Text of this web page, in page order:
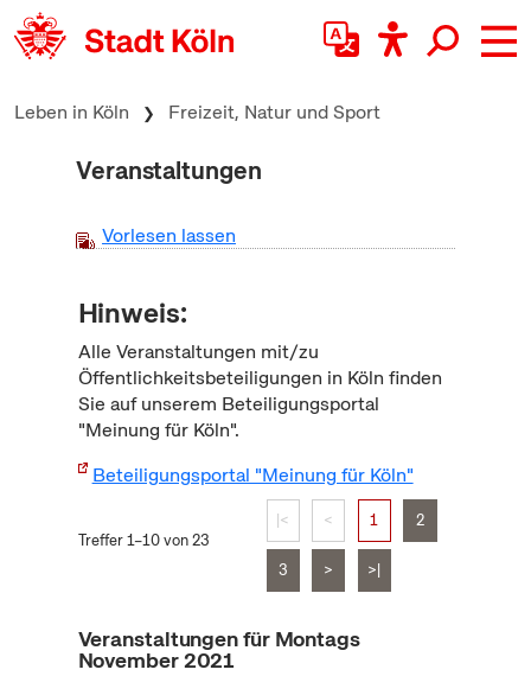
zum Inhalt springen
Leben in Köln Freizeit, Natur und Sport
Veranstaltungen
Vorlesen lassen
Hinweis:
Alle Veranstaltungen mit/zu
Öffentlichkeitsbeteiligungen in Köln finden
Sie auf unserem Beteiligungsportal
"Meinung für Köln".
Beteiligungsportal "Meinung für Köln"
Treffer 1–10 von 23
|< < 1 2
3 > >|
Veranstaltungen für Montags
November 2021